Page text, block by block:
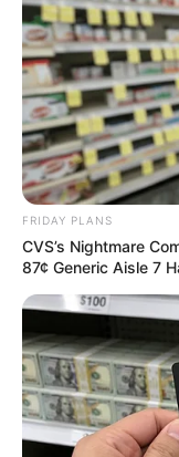
ดูดวงรายเดือน
เช็กเล
2568 ค
อ.มิก พช
FRIDAY PLANS
CVS’s Nightmare
87¢ Generic Aisle 7